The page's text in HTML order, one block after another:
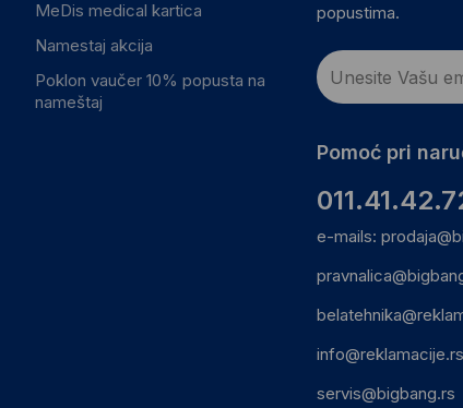
MeDis medical kartica
Namestaj akcija
Poklon vaučer 10% popusta na
nameštaj
popustima.
Pomoć pri
e-mails:
info@reklamacije.rs
servis@bigbang.rs